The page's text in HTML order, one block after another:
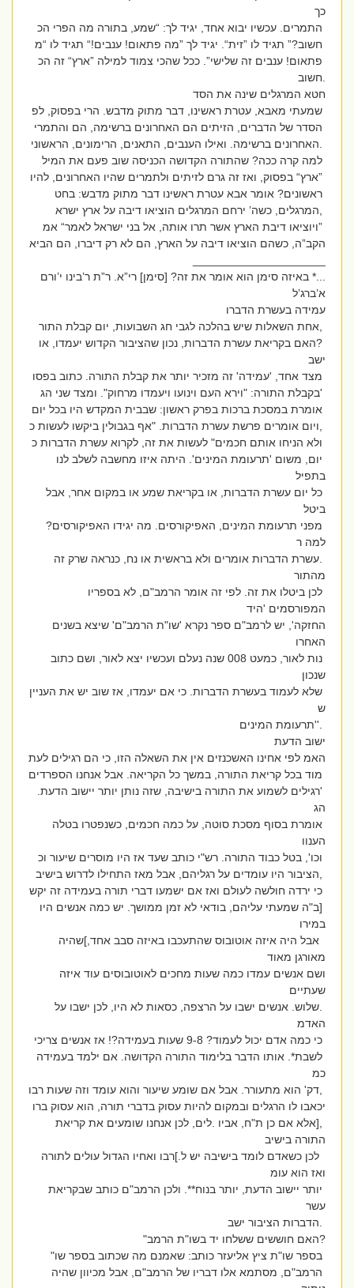
התמרים. עכשיו יבוא אחד, יגיד לך: “שמע, בתורה מה הפרי הכ
חשוב?” תגיד לו ”זית“. יגיד לך ”מה פתאום! ענבים!“ תגיד לו “מ
פתאום! ענבים זה שלישי”. ככל שהכי צמוד למילה ”ארץ“ זה הכ
.חשוב
חטא המרגלים שינה את הסד
שמעתי מאבא, עטרת ראשינו, דבר מתוק מדבש. הרי בפסוק, לפ
הסדר של הדברים, הזיתים הם האחרונים ברשימה, הם והתמרי
.האחרונים ברשימה. ואילו הענבים, התאנים, הרימונים, הראשוני
למה קרה ככה? שהתורה הקדושה הכניסה שוב פעם את המיל
”ארץ“ בפסוק, ואז זה גרם לזיתים ולתמרים שהיו האחרונים, להיו
ראשונים? אומר אבא עטרת ראשינו דבר מתוק מדבש: בחט
,המרגלים, כשה’ ירחם המרגלים הוציאו דיבה על ארץ ישרא
”ויוציאו דיבת הארץ אשר תרו אותה, אל בני ישראל לאמר“ אמ
הקב”ה, כשהם הוציאו דיבה על הארץ, הם לא רק דיברו, הם הביא
...* באיזה סימן הוא אומר את זה? [סימן] רי”א. ר”ת ר’בינו י’ורם
א’ברג’ל
עמידה בעשרת הדברו
,אחת השאלות שיש בהלכה לגבי חג השבועות, יום קבלת התור
?האם בקריאת עשרת הדברות, נכון שהציבור הקדוש יעמדו, או
ישב
מצד אחד, 'עמידה' זה מזכיר יותר את קבלת התורה. כתוב בפסו
'בקבלת התורה: "וירא העם וינועו ויעמדו מרחוק". ומצד שני הג
אומרת במסכת ברכות בפרק ראשון: שבבית המקדש היו בכל יום
,ויום אומרים פרשת עשרת הדברות. "אף בגבולין ביקשו לעשות כ
ולא הניחו אותם חכמים" לעשות את זה, לקרוא עשרת הדברות כ
יום, משום 'תרעומת המינים'. היתה איזו מחשבה לשלב לנו
בתפיל
כל יום עשרת הדברות, או בקריאת שמע או במקום אחר, אבל
ביטל
מפני תרעומת המינים, האפיקורסים. מה יגידו האפיקורסים?
למה ר
.עשרת הדברות אומרים ולא בראשית או נח, כנראה שרק זה
מהתור
לכן ביטלו את זה. לפי זה אומר הרמב"ם, לא בספריו
המפורסמים 'היד
החזקה', יש לרמב"ם ספר נקרא 'שו"ת הרמב"ם' שיצא בשנים
האחרו
נות לאור, כמעט 008 שנה נעלם ועכשיו יצא לאור, ושם כתוב
שנכון
שלא לעמוד בעשרת הדברות. כי אם יעמדו, אז שוב יש את העניין
.''תרעומת המינים
ישוב הדעת
האמ לפי אחינו האשכנזים אין את השאלה הזו, כי הם רגילים לעת
מוד בכל קריאת התורה, במשך כל הקריאה. אבל אנחנו הספרדים
'רגילים לשמוע את התורה בישיבה, שזה נותן יותר יישוב הדעת.
אומרת בסוף מסכת סוטה, על כמה חכמים, כשנפטרו בטלה
הענוו
וכו', בטל כבוד התורה. רש"י כותב שעד אז היו מוסרים שיעור וכ
,הציבור היו עומדים על רגליהם, אבל מאז התחילו לדרוש בישיב
כי ירדה חולשה לעולם ואז אם ישמעו דברי תורה בעמידה זה יקש
[ב"ה שמעתי עליהם, בודאי לא זמן ממושך. יש כמה אנשים היו
במירו
אבל היה איזה אוטובוס שהתעכבו באיזה סבב אחד,]שהיה
מאורגן מאוד
ושם אנשים עמדו כמה שעות מחכים לאוטובוסים עוד איזה
שעתיים
.שלוש. אנשים ישבו על הרצפה, כסאות לא היו, לכן ישבו על
האדמ
כי כמה אדם יכול לעמוד? 9-8 שעות בעמידה?! אז אנשים צריכי
לשבת*. אותו הדבר בלימוד התורה הקדושה. אם ילמד בעמידה
כמ
,דק' הוא מתעורר. אבל אם שומע שיעור והוא עומד וזה שעות רבו
יכאבו לו הרגלים ובמקום להיות עסוק בדברי תורה, הוא עסוק ברו
,[אלא אם כן ת"ח, אביו .לים, לכן אנחנו שומעים את קריאת
התורה בישיב
לכן כשאדם לומד בישיבה יש ל.]רבו ואחיו הגדול עולים לתורה
ואז הוא עומ
יותר יישוב הדעת, יותר בנוח**. ולכן הרמב"ם כותב שבקריאת
עשר
.הדברות הציבור ישב
?האם חוששים ששלחו יד בשו"ת הרמב"
בספר שו"ת ציץ אליעזר כותב: שאמנם מה שכתוב בספר שו"
הרמב"ם, מסתמא אלו דבריו של הרמב"ם, אבל מכיוון שהיה